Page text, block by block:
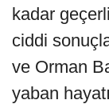
kadar
ciddi
ve Orman
yaban